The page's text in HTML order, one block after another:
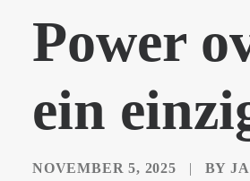
Power
ein
NOVEMBER 5, 2025 | BY